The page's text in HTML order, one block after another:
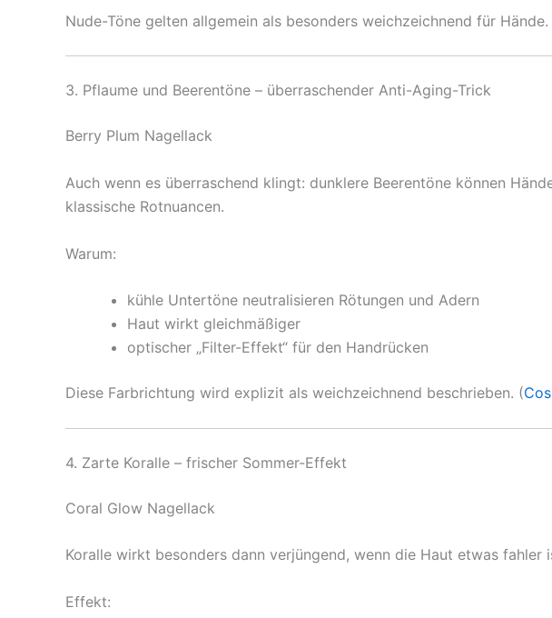
Nude-Töne gelten allgemein als besonders weichzeichnend für Hände.
3. Pflaume und Beerentöne – überraschender Anti-Aging-Trick
Berry Plum Nagellack
Auch wenn es überraschend klingt: dunklere Beerentöne können
klassische Rotnuancen.
Warum:
kühle Untertöne neutralisieren Rötungen und Adern
Haut wirkt gleichmäßiger
optischer „Filter-Effekt“ für den Handrücken
Diese Farbrichtung wird explizit als weichzeichnend beschrieben. (
4. Zarte Koralle – frischer Sommer-Effekt
Coral Glow Nagellack
Koralle wirkt besonders dann verjüngend, wenn die Haut etwas fahler
Effekt: